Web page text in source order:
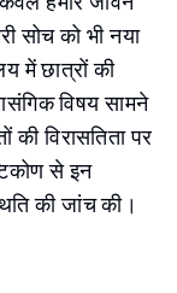
सोच को भी नया
में छात्रों की
विषय सामने
की विरासतिता पर
से इन
की जांच की।